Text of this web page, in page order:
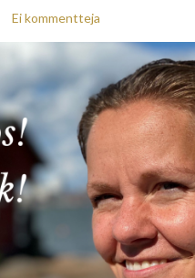
Ei kommentteja